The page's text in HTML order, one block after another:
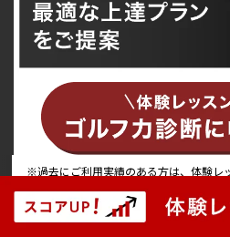
※過去にご利用実績のある方は、体験レ